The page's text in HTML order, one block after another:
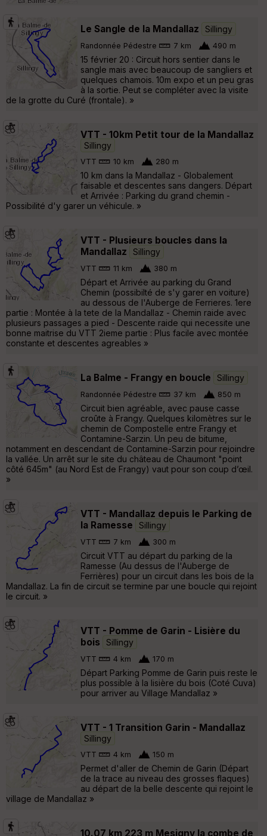
Le Sangle de la Mandallaz Sillingy
Randonnée Pédestre 7 km 490 m
15 février 20 : Circuit hors sentier dans le
sangle mais avec beaucoup de sangliers et
quelques chamois. 10m expo et un peu gras
à la sortie. Peut se compléter avec la visite
de la grotte du Curé (frontale). »
VTT - 10km Petit tour de la Mandallaz
Sillingy
VTT 10 km 280 m
10 km dans la Mandallaz - Globalement
faisable et descentes sans dangers. Départ
et Arrivée : Parking du grand chemin -
Possibilité d'y garer un véhicule. »
VTT - Plusieurs boucles dans la
Mandallaz
Sillingy
VTT 11 km 380 m
Départ et Arrivée au parking du Grand
Chemin (possibilté de s'y garer en voiture)
au dessous de l'Auberge de Ferrieres. 1ere
partie : Montée à la tete de la Mandallaz - Chemin raide avec
plusieurs passages a pied - Descente raide qui necessite une
bonne maitrise du VTT 2ieme partie : Plus facile avec montée
constante et descentes agreables »
La Balme - Frangy en boucle Sillingy
Randonnée Pédestre 37 km 850 m
Circuit bien agréable, avec pause casse
croûte à Frangy. Quelques kilomètres sur le
chemin de Compostelle entre Frangy et
Contamine-Sarzin. Un peu de bitume,
notamment en descendant de Contamine-Sarzin pour rejoindre
la vallée. Un arrêt sur le site du château de Chaumont "point
côté 645m" (au Nord Est de Frangy) vaut pour son coup d’œil.
»
VTT - Mandallaz depuis le Parking de
la Ramesse
Sillingy
VTT 7 km 300 m
Circuit VTT au départ du parking de la
Ramesse (Au dessus de l'Auberge de
Ferrières) pour un circuit dans les bois de la
Mandallaz. La fin de circuit se termine par une boucle qui rejoint
le circuit. »
VTT - Pomme de Garin - Lisière du
bois
Sillingy
VTT 4 km 170 m
Départ Parking Pomme de Garin puis reste le
plus possible à la lisière du bois (Coté Cuva)
pour arriver au Village Mandallaz »
VTT - 1 Transition Garin - Mandallaz
Sillingy
VTT 4 km 150 m
Permet d'aller de Chemin de Garin (Départ
de la trace au niveau des grosses flaques)
au départ de la belle descente qui rejoint le
village de Mandallaz »
10.07 km 223 m Mesigny la combe de